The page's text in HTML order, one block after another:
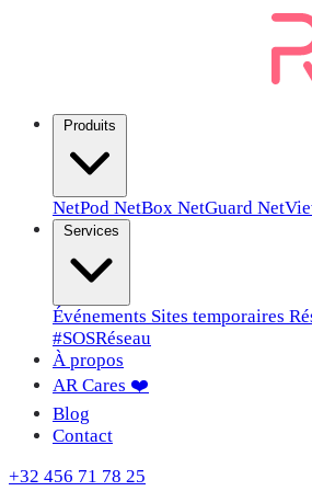
NetPod NetBox NetGuard
Événements Sites temporaires
#SOSRéseau
À propos
AR Cares ❤️
Blog
Contact
+32 456 71 78 25